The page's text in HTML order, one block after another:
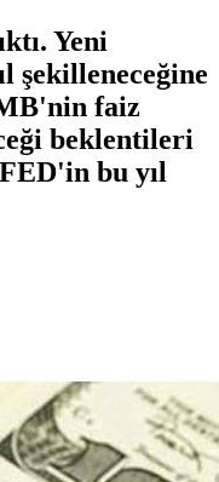
Yeni
şekilleneceğine
faiz
beklentileri
bu yıl